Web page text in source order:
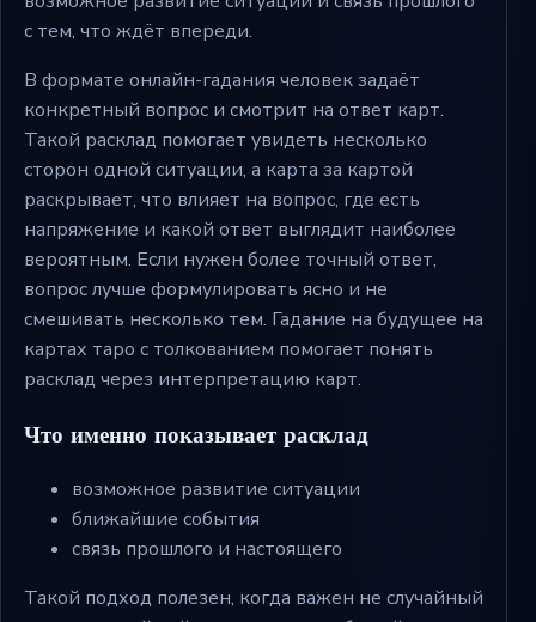
с тем, что ждёт впереди.
В формате онлайн-гадания человек задаёт
конкретный вопрос и смотрит на ответ карт.
Такой расклад помогает увидеть несколько
сторон одной ситуации, а карта за картой
раскрывает, что влияет на вопрос, где есть
напряжение и какой ответ выглядит наиболее
вероятным. Если нужен более точный ответ,
вопрос лучше формулировать ясно и не
смешивать несколько тем. Гадание на будущее на
картах таро с толкованием помогает понять
расклад через интерпретацию карт.
Что именно показывает расклад
возможное развитие ситуации
ближайшие события
связь прошлого и настоящего
Такой подход полезен, когда важен не случайный